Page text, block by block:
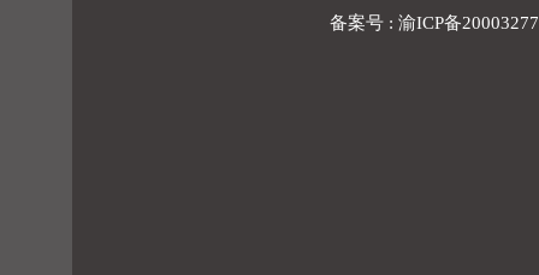
备案号 : 渝ICP备